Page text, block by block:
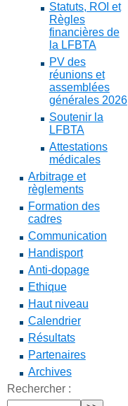
Statuts, ROI et
Règles
financières de
la LFBTA
PV des
réunions et
assemblées
générales 2026
Soutenir la
LFBTA
Attestations
médicales
Arbitrage et
règlements
Formation des
cadres
Communication
Handisport
Anti-dopage
Ethique
Haut niveau
Calendrier
Résultats
Partenaires
Archives
Rechercher :